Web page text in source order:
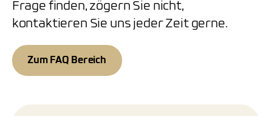
Frage finden, zögern Sie nicht,
kontaktieren Sie uns jeder Zeit gerne.
Zum FAQ Bereich